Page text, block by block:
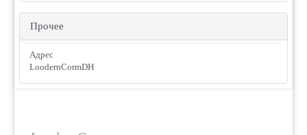
Прочее
Адрес
LoodernCormDH